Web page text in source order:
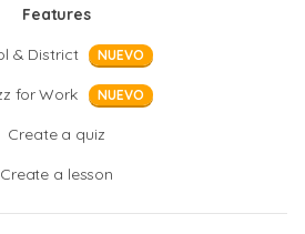
Features
& District
NUEVO
for Work NUEVO
Create a quiz
Create a lesson